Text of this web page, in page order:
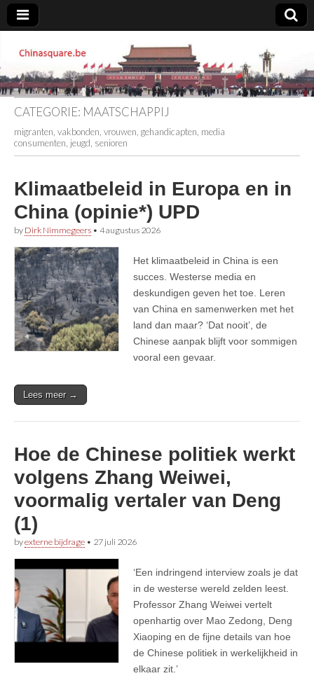
Chinasquare.be
CATEGORIE: MAATSCHAPPIJ
migranten, vakbonden, vrouwen, gehandicapten, media
consumenten, jeugd, senioren
Klimaatbeleid in Europa en in
China (opinie*) UPD
by Dirk Nimmegeers • 4 augustus 2026
Het klimaatbeleid in China is een
succes. Westerse media en
deskundigen geven het toe. Leren
van China en samenwerken met het
land dan maar? ‘Dat nooit’, de
Chinese aanpak blijft voor sommigen
vooral een gevaar.
Lees meer →
Hoe de Chinese politiek werkt
volgens Zhang Weiwei,
voormalig vertaler van Deng
(1)
byexterne bijdrage • 27 juli 2026
‘Een indringend interview zoals je dat
in de westerse wereld zelden leest.
Professor Zhang Weiwei vertelt
openhartig over Mao Zedong, Deng
Xiaoping en de fijne details van hoe
de Chinese politiek in werkelijkheid in
elkaar zit.’